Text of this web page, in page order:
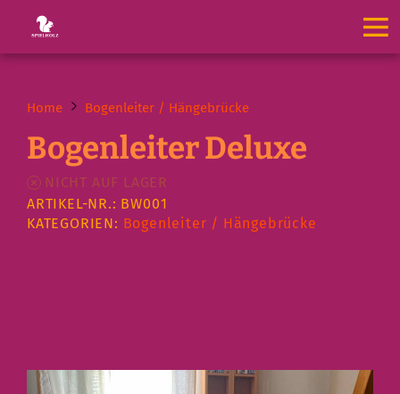
Home Bogenleiter / Hängebrücke
Bogenleiter Deluxe
NICHT AUF LAGER
ARTIKEL-NR.: BW001
KATEGORIEN: Bogenleiter / Hängebrücke